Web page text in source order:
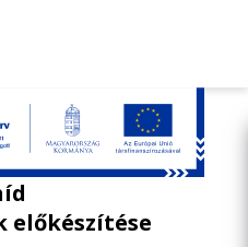
összhangban